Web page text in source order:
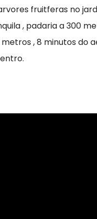
fruitferas no
, padaria a 300
, 8 minutos do